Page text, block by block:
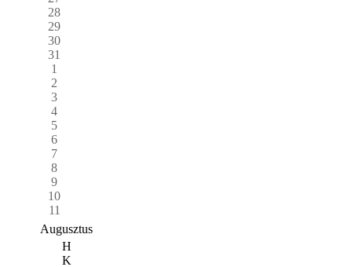
28
29
30
31
1
2
3
4
5
6
7
8
9
10
11
Augusztus
H
K